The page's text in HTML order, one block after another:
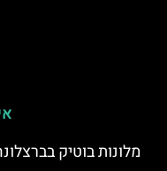
מלונות בוטיק